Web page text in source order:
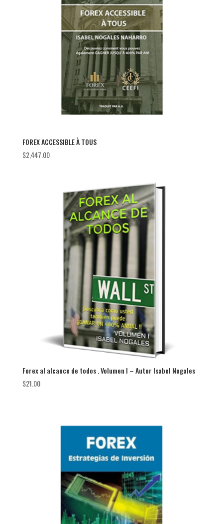
FOREX ACCESSIBLE À TOUS
$2,447.00
Forex al alcance de todos . Volumen I – Autor Isabel Nogales
$21.00